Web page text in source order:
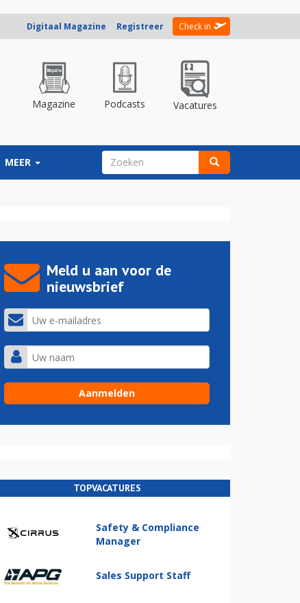
Digitaal Magazine Registreer Check in
Magazine Podcasts Vacatures
MEER ZOEKVELD
Meld u aan voor de
nieuwsbrief
TOPVACATURES
Safety & Compliance
Manager
Sales Support Staff